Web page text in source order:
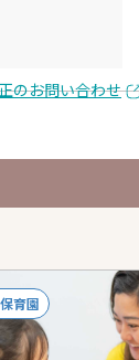
のお問い合わせ
育園